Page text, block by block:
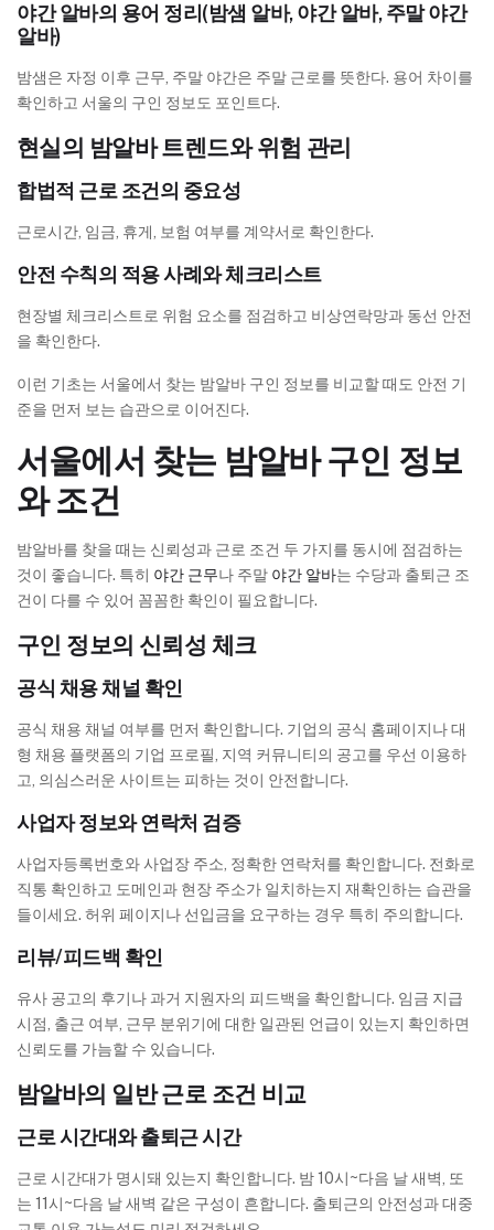
야간 알바의 용어 정리(밤샘 알바, 야간 알바, 주말 야간
알바)
밤샘은 자정 이후 근무, 주말 야간은 주말 근로를 뜻한다. 용어 차이를
확인하고 서울의 구인 정보도 포인트다.
현실의 밤알바 트렌드와 위험 관리
합법적 근로 조건의 중요성
근로시간, 임금, 휴게, 보험 여부를 계약서로 확인한다.
안전 수칙의 적용 사례와 체크리스트
현장별 체크리스트로 위험 요소를 점검하고 비상연락망과 동선 안전
을 확인한다.
이런 기초는 서울에서 찾는 밤알바 구인 정보를 비교할 때도 안전 기
준을 먼저 보는 습관으로 이어진다.
서울에서 찾는 밤알바 구인 정보
와 조건
밤알바를 찾을 때는 신뢰성과 근로 조건 두 가지를 동시에 점검하는
것이 좋습니다. 특히 야간 근무나 주말 야간 알바는 수당과 출퇴근 조
건이 다를 수 있어 꼼꼼한 확인이 필요합니다.
구인 정보의 신뢰성 체크
공식 채용 채널 확인
공식 채용 채널 여부를 먼저 확인합니다. 기업의 공식 홈페이지나 대
형 채용 플랫폼의 기업 프로필, 지역 커뮤니티의 공고를 우선 이용하
고, 의심스러운 사이트는 피하는 것이 안전합니다.
사업자 정보와 연락처 검증
사업자등록번호와 사업장 주소, 정확한 연락처를 확인합니다. 전화로
직통 확인하고 도메인과 현장 주소가 일치하는지 재확인하는 습관을
들이세요. 허위 페이지나 선입금을 요구하는 경우 특히 주의합니다.
리뷰/피드백 확인
유사 공고의 후기나 과거 지원자의 피드백을 확인합니다. 임금 지급
시점, 출근 여부, 근무 분위기에 대한 일관된 언급이 있는지 확인하면
신뢰도를 가늠할 수 있습니다.
밤알바의 일반 근로 조건 비교
근로 시간대와 출퇴근 시간
근로 시간대가 명시돼 있는지 확인합니다. 밤 10시~다음 날 새벽, 또
는 11시~다음 날 새벽 같은 구성이 흔합니다. 출퇴근의 안전성과 대중